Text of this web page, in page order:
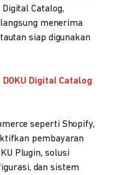
Catalog,
menerima
siap digunakan
DOKU Digital Catalog
seperti Shopify,
pembayaran
Plugin, solusi
dan sistem